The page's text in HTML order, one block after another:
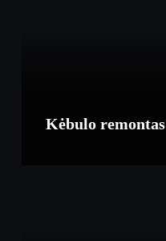
Kėbulo remontas